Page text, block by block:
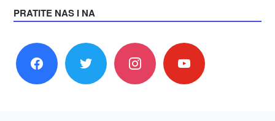
PRATITE NAS I NA
facebook twitter instagram youtube